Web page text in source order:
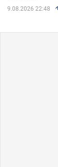
9.08.2026 22:48